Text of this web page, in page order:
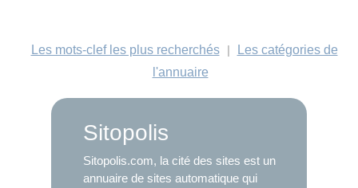
Les mots-clef les plus recherchés |
Les catégories de
l'annuaire
Sitopolis
Sitopolis.com, la cité des sites est un
annuaire de sites automatique qui